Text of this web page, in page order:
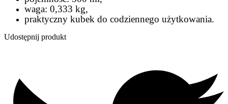
waga: 0,333 kg,
praktyczny kubek do codziennego użytkowania.
Udostępnij produkt